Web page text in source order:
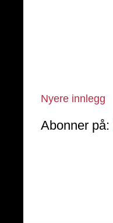
Nyere innlegg
Abonner på: